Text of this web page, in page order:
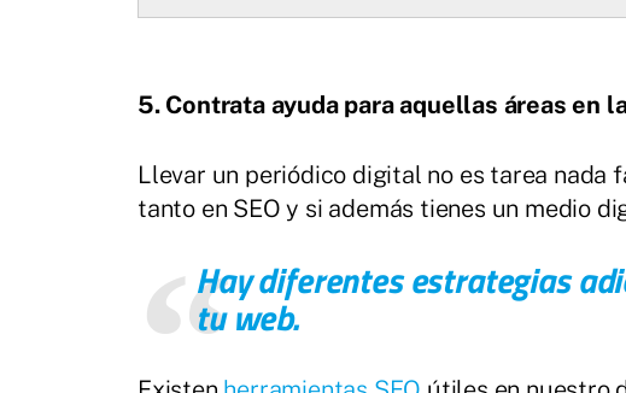
5. Contrata ayuda para aquellas áreas en
Llevar un periódico digital no es tarea nada
tanto en SEO y si además tienes un medio
Hay diferentes estrategias
tu web.